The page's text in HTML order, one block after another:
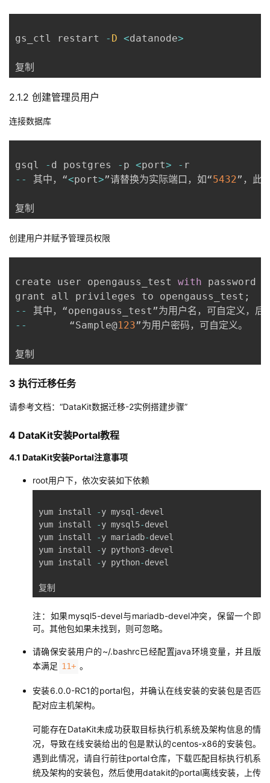
gs_ctl restart - D <datanode>
复制
2.1.2 创建管理员用户
连接数据库
gsql - d postgres - p <port> -
--
其中，“<port>”请替换为实际端口，如“5432”，此
复制
创建用户并赋予管理员权限
create user opengauss_test with password
grant all privileges to opengauss_test ;
--
--
       “Sample@
123”为用户密码，可自定义。
复制
3 执行迁移任务
请参考文档：“DataKit数据迁移-2实例搭建步骤”
4 DataKit安装Portal教程
4.1 DataKit安装Portal注意事项
root用户下，依次安装如下依赖
yum install -y mysql -devel
yum install
-y mysql5-devel
yum install
-y mariadb-devel
yum install
-y python3-devel
yum install
-y python-devel
复制
注：如果mysql5-devel与mariadb-devel冲突，保留一个即
可。其他包如果未找到，则可忽略。
请确保安装用户的~/.bashrc已经配置java环境变量，并且版
本满足 11+ 。
安装6.0.0-RC1的portal包，并确认在线安装的安装包是否匹
配对应主机架构。
可能存在DataKit未成功获取目标执行机系统及架构信息的情
况，导致在线安装给出的包是默认的centos-x86的安装包。
遇到此情况，请自行前往portal仓库，下载匹配目标执行机系
统及架构的安装包，然后使用datakit的portal离线安装，上传